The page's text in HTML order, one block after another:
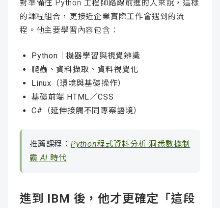
對準備往 Python 工程師路線前進的人來說，這樣
的課程組合，更接近企業實際工作會遇到的流
程。他主要學習內容包含：
Python｜機器學習與視覺辨識
爬蟲、資料擷取、資料視覺化
Linux（環境與基礎操作）
基礎前端 HTML／CSS
C#（延伸接觸不同專案語境）
推薦課程： Python程式資料分析-洞悉數據制
霸 AI 時代
進到 IBM 後，他才更確定「這段